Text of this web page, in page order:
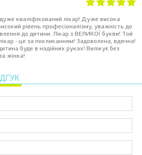
кваліфікований лікар! Дуже висока
рівень професіоналізму, уважність до
до дитини. Лікар з ВЕЛИКОЇ букви! Той
- це за покликанням! Задоволена, вдячна!
буде в надійних руках! Вилікує без
жінка!